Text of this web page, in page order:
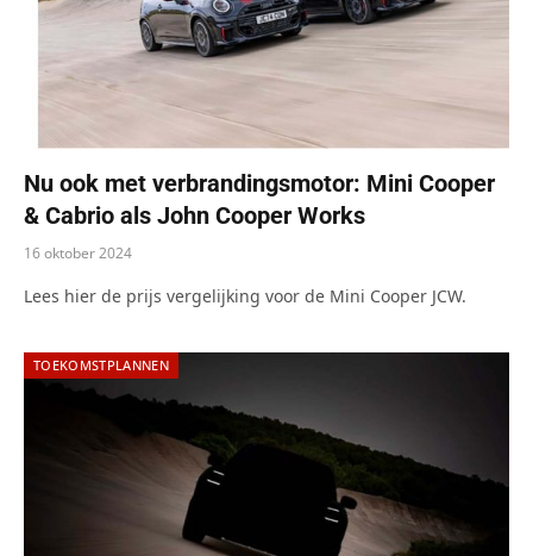
Nu ook met verbrandingsmotor: Mini Cooper
& Cabrio als John Cooper Works
16 oktober 2024
Lees hier de prijs vergelijking voor de Mini Cooper JCW.
TOEKOMSTPLANNEN